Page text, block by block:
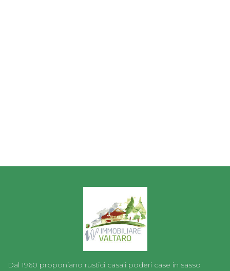
Dal 1960 proponiano rustici casali poderi case in sasso